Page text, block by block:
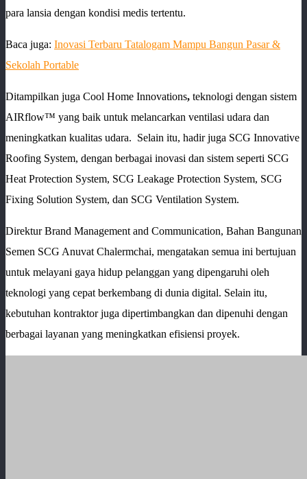
para lansia dengan kondisi medis tertentu.
Baca juga: Inovasi Terbaru Tatalogam Mampu Bangun Pasar &
Sekolah Portable
Ditampilkan juga Cool Home Innovations, teknologi dengan sistem
AIRflow™ yang baik untuk melancarkan ventilasi udara dan
meningkatkan kualitas udara. Selain itu, hadir juga SCG Innovative
Roofing System, dengan berbagai inovasi dan sistem seperti SCG
Heat Protection System, SCG Leakage Protection System, SCG
Fixing Solution System, dan SCG Ventilation System.
Direktur Brand Management and Communication, Bahan Bangunan
Semen SCG Anuvat Chalermchai, mengatakan semua ini bertujuan
untuk melayani gaya hidup pelanggan yang dipengaruhi oleh
teknologi yang cepat berkembang di dunia digital. Selain itu,
kebutuhan kontraktor juga dipertimbangkan dan dipenuhi dengan
berbagai layanan yang meningkatkan efisiensi proyek.